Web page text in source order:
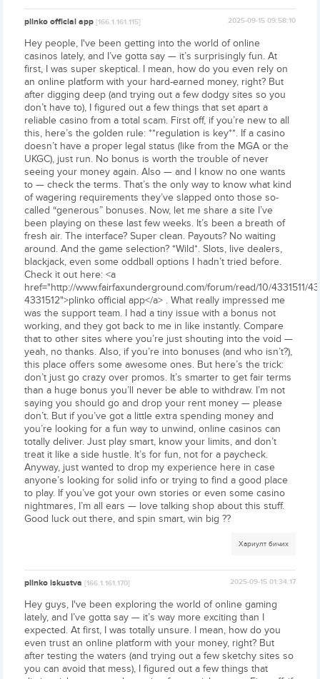
plinko official app[166.1.161.115] 2025-09-15 09:58:10
Hey people, I've been getting into the world of online
casinos lately, and I’ve gotta say — it’s surprisingly fun. At
first, I was super skeptical. I mean, how do you even rely on
an online platform with your hard-earned money, right? But
after digging deep (and trying out a few dodgy sites so you
don’t have to), I figured out a few things that set apart a
reliable casino from a total scam. First off, if you’re new to all
this, here’s the golden rule: **regulation is key**. If a casino
doesn’t have a proper legal status (like from the MGA or the
UKGC), just run. No bonus is worth the trouble of never
seeing your money again. Also — and I know no one wants
to — check the terms. That’s the only way to know what kind
of wagering requirements they’ve slapped onto those so-
called “generous” bonuses. Now, let me share a site I’ve
been playing on these last few weeks. It’s been a breath of
fresh air. The interface? Super clean. Payouts? No waiting
around. And the game selection? *Wild*. Slots, live dealers,
blackjack, even some oddball options I hadn’t tried before.
Check it out here: <a
href="http://www.fairfaxunderground.com/forum/read/10/4331511/
4331512">plinko official app</a> . What really impressed me
was the support team. I had a tiny issue with a bonus not
working, and they got back to me in like instantly. Compare
that to other sites where you’re just shouting into the void —
yeah, no thanks. Also, if you’re into bonuses (and who isn’t?),
this place offers some awesome ones. But here’s the trick:
don’t just go crazy over promos. It’s smarter to get fair terms
than a huge bonus you’ll never be able to withdraw. I’m not
saying you should go and drop your rent money — please
don’t. But if you’ve got a little extra spending money and
you’re looking for a fun way to unwind, online casinos can
totally deliver. Just play smart, know your limits, and don’t
treat it like a side hustle. It’s for fun, not for a paycheck.
Anyway, just wanted to drop my experience here in case
anyone’s looking for solid info or trying to find a good place
to play. If you’ve got your own stories or even some casino
nightmares, I’m all ears — love talking shop about this stuff.
Good luck out there, and spin smart, win big ??
Хариулт бичих
plinko iskustva[166.1.161.170] 2025-09-15 01:34:17
Hey guys, I've been exploring the world of online gaming
lately, and I’ve gotta say — it’s way more exciting than I
expected. At first, I was totally unsure. I mean, how do you
even trust an online platform with your money, right? But
after testing the waters (and trying out a few sketchy sites so
you can avoid that mess), I figured out a few things that